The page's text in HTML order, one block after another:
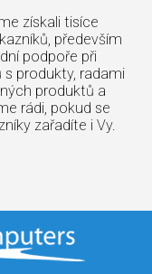
získali tisíce
především
podpoře při
s produkty, radami
produktů a
rádi, pokud se
zařadíte i Vy.